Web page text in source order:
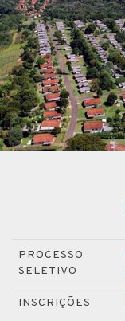
PROCESSO
SELETIVO
INSCRIÇÕES